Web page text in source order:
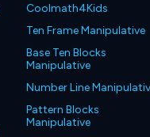
Coolmath4Kids
Ten Frame Manipulative
Base Ten Blocks
Manipulative
Number Line
Pattern Blocks
Manipulative